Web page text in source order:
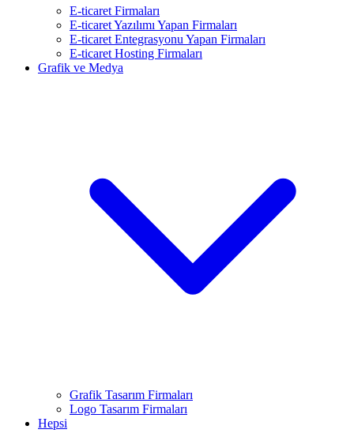
E-ticaret Firmaları
E-ticaret Yazılımı Yapan Firmaları
E-ticaret Entegrasyonu Yapan Firmaları
E-ticaret Hosting Firmaları
Grafik ve Medya
Grafik Tasarım Firmaları
Logo Tasarım Firmaları
Hepsi